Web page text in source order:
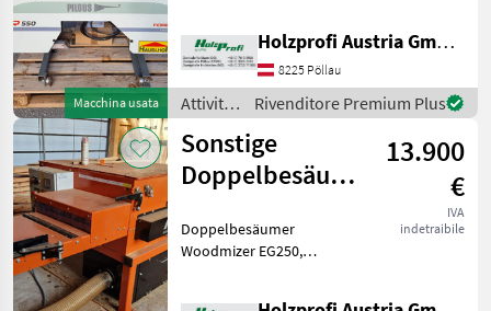
Macchina usata
vorbehalten, Irrtümer,
Druck- und Satzfehler
vorbehalten Attività
forestali
Holzprofi Austria GmbH, Zweigstelle Stmk.
8225 Pöllau
Attività
forestali
e
lavorazione
del
Sonstige
Rivenditore Premium Plus
Sonstige
Doppelbesäumer
EG250 15kW
13.900
€
IVA
indetraibile
Doppelbesäumer
Woodmizer EG250,